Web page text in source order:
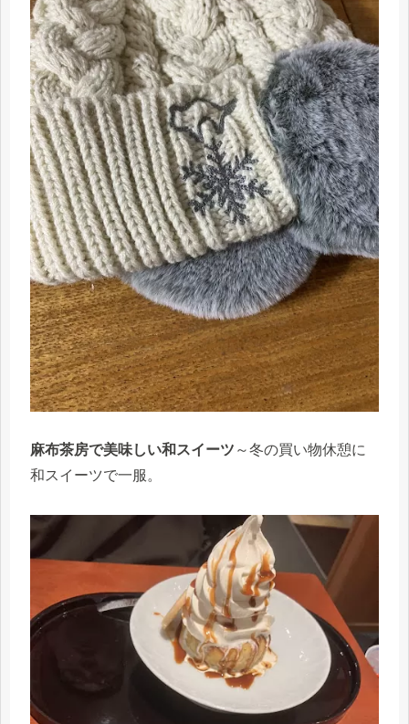
麻布茶房で美味しい和スイーツ ～冬の買い物休憩に
和スイーツで一服。